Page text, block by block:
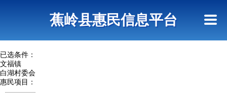
蕉岭县惠民信息平台
已选条件：
文福镇
白湖村委会
惠民项目：